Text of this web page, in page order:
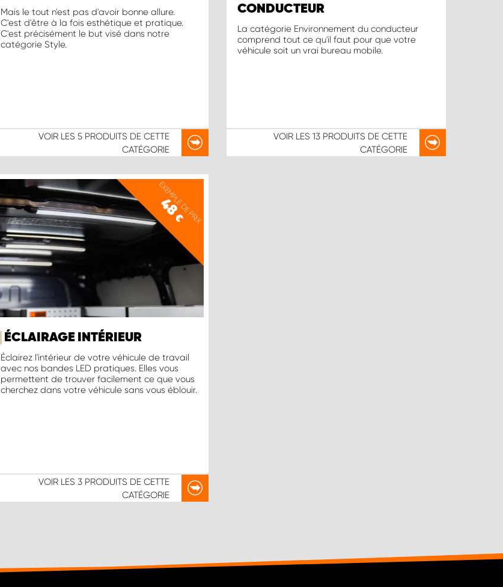
Mais le tout n'est pas d'avoir bonne allure.
C'est d'être à la fois esthétique et pratique.
C'est précisément le but visé dans notre
catégorie Style.
VOIR LES5 PRODUITS DE CETTE
CATÉGORIE
CONDUCTEUR
La catégorie Environnement du conducteur
comprend tout ce qu'il faut pour que votre
véhicule soit un vrai bureau mobile.
VOIR LES 13 PRODUITS DE CETTE
CATÉGORIE
EXEMPLE DE PRIX
48
€
ÉCLAIRAGE INTÉRIEUR
Éclairez l'intérieur de votre véhicule de travail
avec nos bandes LED pratiques. Elles vous
permettent de trouver facilement ce que vous
cherchez dans votre véhicule sans vous éblouir.
VOIR LES3 PRODUITS DE CETTE
CATÉGORIE